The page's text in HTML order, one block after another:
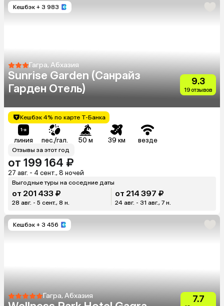
Кешбэк + 3 983
Гагра, Абхазия
Sunrise Garden (Санрайз
Гарден Отель)
9.3
19 отзывов
Кешбэк 4% по карте Т-Банка
линия пес./гал. 50 м 39 км везде
Отзывы за этот год
от 199 164 ₽
27 авг. - 4 сент., 8 ночей
Выгодные туры на соседние даты
от 201 433 ₽
28 авг. - 5 сент., 8 н.
от 214 397 ₽
24 авг. - 31 авг., 7 н.
Кешбэк + 3 456
Гагра, Абхазия 7.7